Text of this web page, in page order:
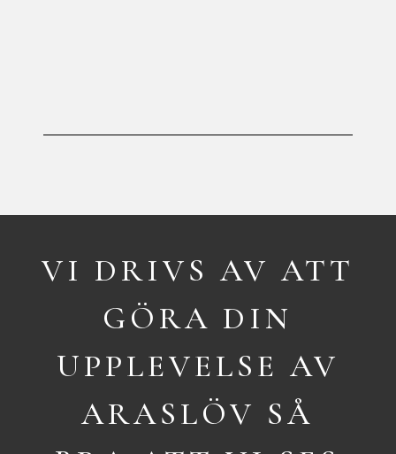
VI DRIVS AV ATT
GÖRA DIN
UPPLEVELSE AV
ARASLÖV SÅ